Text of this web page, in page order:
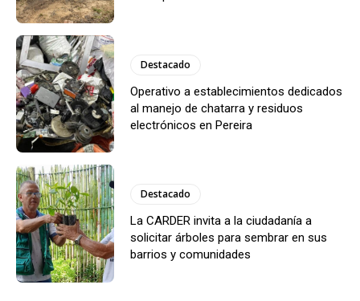
Destacado
Operativo a establecimientos dedicados
al manejo de chatarra y residuos
electrónicos en Pereira
Destacado
La CARDER invita a la ciudadanía a
solicitar árboles para sembrar en sus
barrios y comunidades